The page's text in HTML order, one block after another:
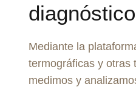
Mediante la
termográficas y otras
medimos y